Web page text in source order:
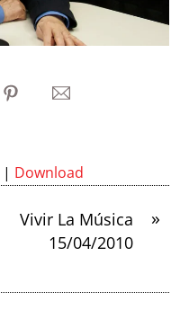
| Download
»
Vivir La Música
15/04/2010